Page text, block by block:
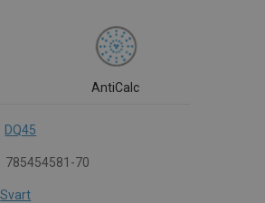
AntiCalc
DQ45
785454581-70
Svart